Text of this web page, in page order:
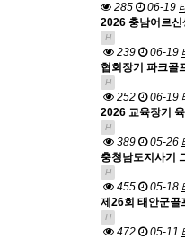
285 06-19
2026 충남어르
H
239 06-19
협회장기 파크골
H
252 06-19
2026 교육장기
H
389 05-26
충청남도지사기
H
455 05-18
제26회 태안군골
H
472 05-11